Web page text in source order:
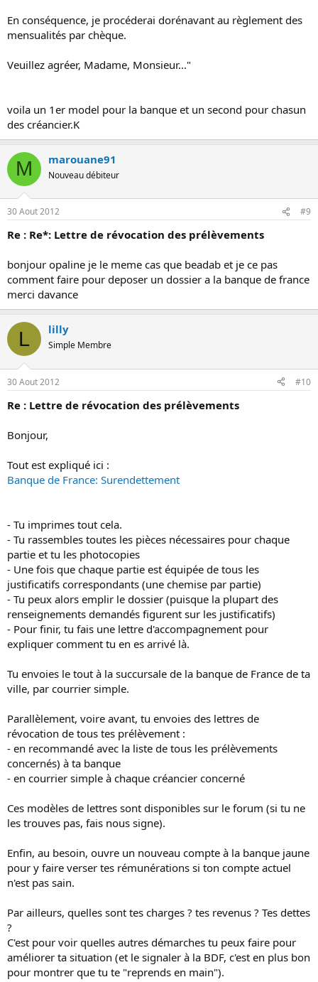
En conséquence, je procéderai dorénavant au règlement des
mensualités par chèque.
Veuillez agréer, Madame, Monsieur..."
voila un 1er model pour la banque et un second pour chasun
des créancier.K
M marouane91
Nouveau débiteur
30 Aout 2012 #9
Re : Re*: Lettre de révocation des prélèvements
bonjour opaline je le meme cas que beadab et je ce pas
comment faire pour deposer un dossier a la banque de france
merci davance
L lilly
Simple Membre
30 Aout 2012 #10
Re : Lettre de révocation des prélèvements
Bonjour,
Tout est expliqué ici :
Banque de France: Surendettement
- Tu imprimes tout cela.
- Tu rassembles toutes les pièces nécessaires pour chaque
partie et tu les photocopies
- Une fois que chaque partie est équipée de tous les
justificatifs correspondants (une chemise par partie)
- Tu peux alors emplir le dossier (puisque la plupart des
renseignements demandés figurent sur les justificatifs)
- Pour finir, tu fais une lettre d'accompagnement pour
expliquer comment tu en es arrivé là.
Tu envoies le tout à la succursale de la banque de France de ta
ville, par courrier simple.
Parallèlement, voire avant, tu envoies des lettres de
révocation de tous tes prélèvement :
- en recommandé avec la liste de tous les prélèvements
concernés) à ta banque
- en courrier simple à chaque créancier concerné
Ces modèles de lettres sont disponibles sur le forum (si tu ne
les trouves pas, fais nous signe).
Enfin, au besoin, ouvre un nouveau compte à la banque jaune
pour y faire verser tes rémunérations si ton compte actuel
n'est pas sain.
Par ailleurs, quelles sont tes charges ? tes revenus ? Tes dettes
?
C'est pour voir quelles autres démarches tu peux faire pour
améliorer ta situation (et le signaler à la BDF, c'est en plus bon
pour montrer que tu te "reprends en main").